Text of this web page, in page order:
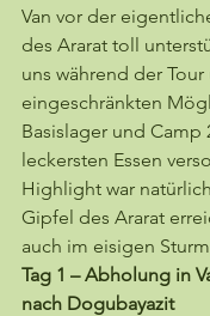
Van vor der
des Ararat toll
uns während der
eingeschränkten
Basislager und Camp
leckersten Essen
Highlight war
Gipfel des Ararat
auch im eisigen
Tag 1 – Abholung in
nach Dogubayazit